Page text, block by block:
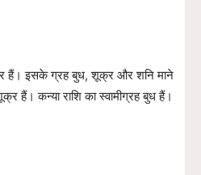
हैं। इसके ग्रह बुध, शूक्र और शनि माने
हैं। कन्या राशि का स्वामीग्रह बुध हैं।